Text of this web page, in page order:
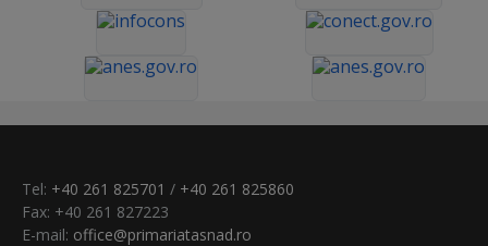
Tel: +40 261 825701 / +40 261 825860
Fax: +40 261 827223
E-mail: office@primariatasnad.ro